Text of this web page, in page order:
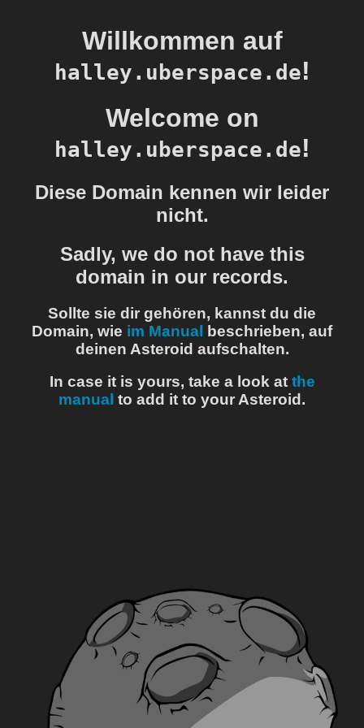
Willkommen auf
halley.uberspace.de!
Welcome on
halley.uberspace.de!
Diese Domain kennen wir leider
nicht.
Sadly, we do not have this
domain in our records.
Sollte sie dir gehören, kannst du die
Domain, wie im Manual beschrieben, auf
deinen Asteroid aufschalten.
In case it is yours, take a look at the
manual to add it to your Asteroid.